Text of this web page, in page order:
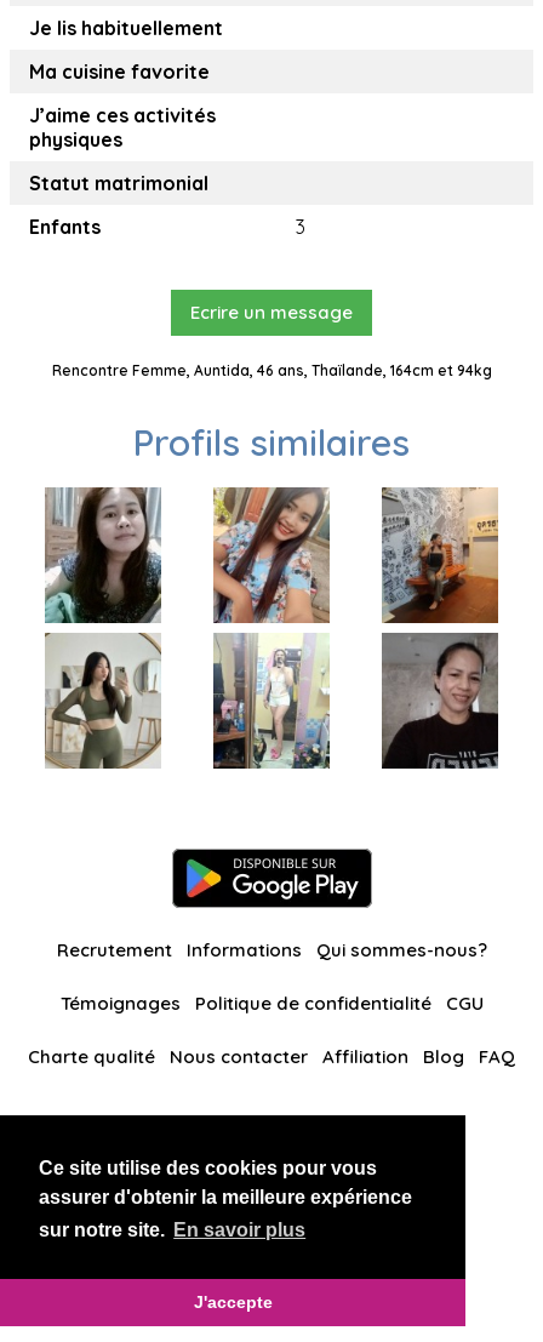
Ce site utilise des cookies pour vous
assurer d'obtenir la meilleure expérience
sur notre site. En savoir plus
J'accepte
Je lis habituellement
Ma cuisine favorite
J’aime ces activités
physiques
Statut matrimonial
Enfants
3
Ecrire un message
Rencontre Femme, Auntida, 46 ans, Thaïlande, 164cm et 94kg
Profils similaires
Recrutement Informations Qui sommes-nous?
Témoignages Politique de confidentialité CGU
Charte qualité Nous contacter Affiliation Blog FAQ
BlackAndBeauties RussianKisses